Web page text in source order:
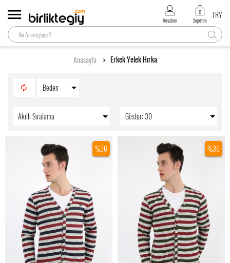
Hesabım
0
Sepetim
TRY
Anasayfa Erkek Yelek Hırka
Beden
Akıllı Sıralama Göster: 30
%36 %36